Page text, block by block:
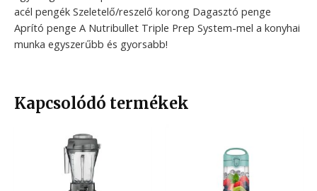
acél pengék Szeletelő/reszelő korong Dagasztó penge
Aprító penge A Nutribullet Triple Prep System-mel a konyhai
munka egyszerűbb és gyorsabb! ‍
Kapcsolódó termékek